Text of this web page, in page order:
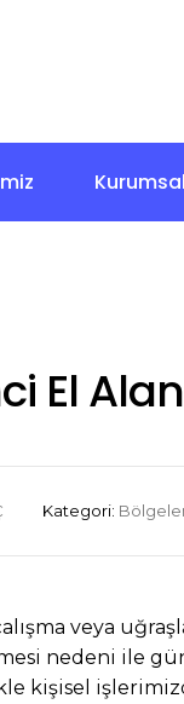
Kurumsal
El
Kategori:
veya
nedeni ile
kişisel